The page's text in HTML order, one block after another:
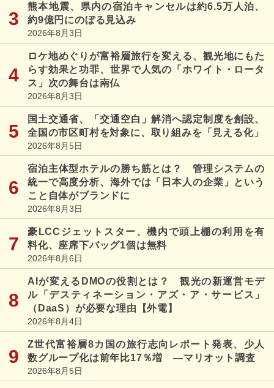
熊本地震、県内の宿泊キャンセルは約6.5万人泊、
約9億円にのぼる見込み
2026年8月3日
ロケ地めぐりが富裕層旅行を変える、観光地にもた
らす効果と功罪、世界で人気の「ホワイト・ロータ
ス」次の舞台は南仏
2026年8月3日
国土交通省、「交通空白」解消へ認定制度を創設、
全国の市区町村を対象に、取り組みを「見える化」
2026年8月5日
宿泊主体型ホテルの勝ち筋とは？ 管理システムの
統一で高度分析、海外では「日本人の企業」という
こと自体がブランドに
2026年8月3日
豪LCCジェットスター、機内で頭上棚の利用を有
料化、座席下バッグ1個は無料
2026年8月6日
AIが変えるDMOの役割とは？ 観光の新運営モデ
ル「デスティネーション・アズ・ア・サービス」
（DaaS）が必要な理由【外電】
2026年8月4日
Z世代富裕層8カ国の旅行志向レポート発表、少人
数グループ化は前年比17％増 ―マリオット調査
2026年8月5日